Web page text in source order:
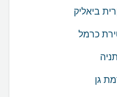
ביאליק
כרמל
גן